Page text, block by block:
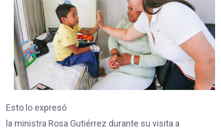
Esto lo expresó
la ministra Rosa Gutiérrez durante su visita a